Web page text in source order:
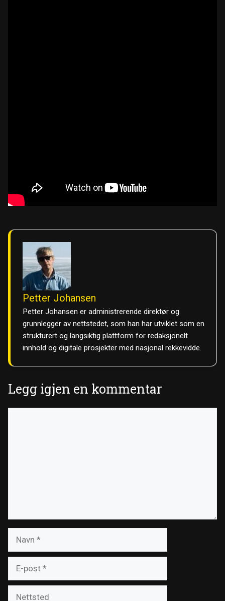
Petter Johansen
Petter Johansen er administrerende direktør og
grunnlegger av nettstedet, som han har utviklet som en
strukturert og langsiktig plattform for redaksjonelt
innhold og digitale prosjekter med nasjonal rekkevidde.
Legg igjen en kommentar
post